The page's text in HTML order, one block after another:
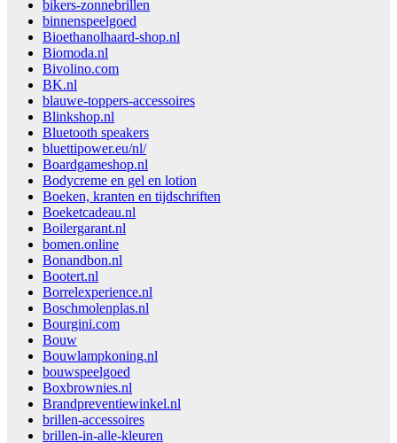
bikers-zonnebrillen
binnenspeelgoed
Bioethanolhaard-shop.nl
Biomoda.nl
Bivolino.com
BK.nl
blauwe-toppers-accessoires
Blinkshop.nl
Bluetooth speakers
bluettipower.eu/nl/
Boardgameshop.nl
Bodycreme en gel en lotion
Boeken, kranten en tijdschriften
Boeketcadeau.nl
Boilergarant.nl
bomen.online
Bonandbon.nl
Bootert.nl
Borrelexperience.nl
Boschmolenplas.nl
Bourgini.com
Bouw
Bouwlampkoning.nl
bouwspeelgoed
Boxbrownies.nl
Brandpreventiewinkel.nl
brillen-accessoires
brillen-in-alle-kleuren